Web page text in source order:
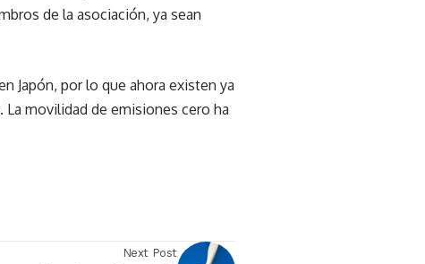
de la asociación, ya sean
Japón, por lo que ahora existen ya
movilidad de emisiones cero ha
Next Post